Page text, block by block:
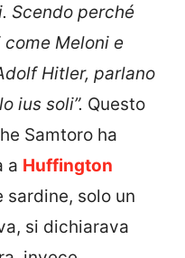
Scendo perché
Meloni e
Hitler, parlano
ius soli”. Questo
Samtoro ha
a Huffington
sardine, solo un
si dichiarava